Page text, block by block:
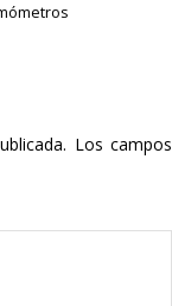
Los campos